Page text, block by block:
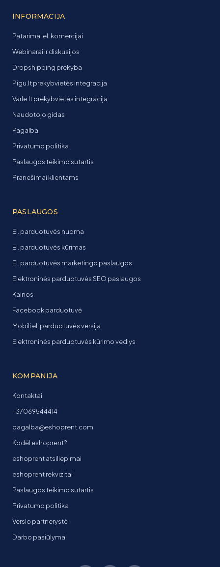
INFORMACIJA
Patarimai el. komercijai
Webinarai ir diskusijos
Dropshipping prekyba
Pigu.lt prekybvietės integracija
Varle.lt prekybvietės integracija
Naudotojo gidas
Pagalba
Privatumo politika
Paslaugos teikimo sutartis
Pranešimai klientams
PASLAUGOS
El. parduotuvės nuoma
El. parduotuvės kūrimas
El. parduotuvės marketingo paslaugos
Elektroninės parduotuvės SEO paslaugos
Kainos
Facebook parduotuvė
Mobili el. parduotuvės versija
Elektroninės parduotuvės kūrimo vedlys
KOMPANIJA
Kontaktai
+37069544414
pagalba@eshoprent.com
Kodėl eshoprent?
eshoprent atsiliepimai
eshoprent rekvizitai
Paslaugos teikimo sutartis
Privatumo politika
Verslo partnerystė
Darbo pasiūlymai